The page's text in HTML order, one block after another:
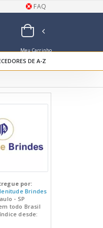
FAQ
Meu Carrinho
de Orçamentos
DE A-Z
por:
Brindes
- SP
todo Brasil
desde: